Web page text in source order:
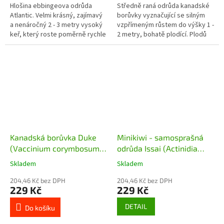
Hlošina ebbingeova odrůda
Atlantic. Velmi krásný, zajímavý
a nenáročný 2 - 3 metry vysoký
keř, který roste poměrně rychle
a dobře snáší řez. Přírůstky
Středně raná odrůda kanadské
borůvky vyznačující se silným
vzpřímeným růstem do výšky 1 -
2 metry, bohatě plodící. Plodů
může být z jednoho keře až 7
Kanadská borůvka Duke
(Vaccinium corymbosum
Duke) - 40 cm
Skladem
204,46 Kč bez DPH
229 Kč
Do košíku
Minikiwi - samosprašná
odrůda Issai (Actinidia
arguta Issai)
Skladem
204,46 Kč bez DPH
229 Kč
DETAIL